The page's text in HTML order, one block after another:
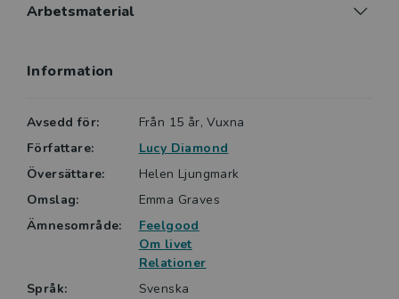
Arbetsmaterial
Information
Avsedd för:
Från 15 år, Vuxna
Författare:
Lucy Diamond
Översättare:
Helen Ljungmark
Omslag:
Emma Graves
Ämnesområde:
Feelgood
Om livet
Relationer
Språk:
Svenska